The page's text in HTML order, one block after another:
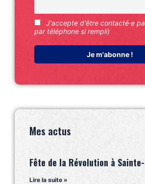
J'accepte d'être contacté·e
par téléphone si rempli)
Mes actus
Fête de la Révolution à
Lire la suite »